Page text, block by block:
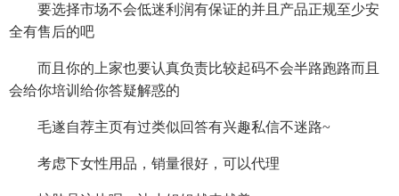
要选择市场不会低迷利润有保证的并且产品正规至少安
全有售后的吧
而且你的上家也要认真负责比较起码不会半路跑路而且
会给你培训给你答疑解惑的
毛遂自荐主页有过类似回答有兴趣私信不迷路~
考虑下女性用品，销量很好，可以代理